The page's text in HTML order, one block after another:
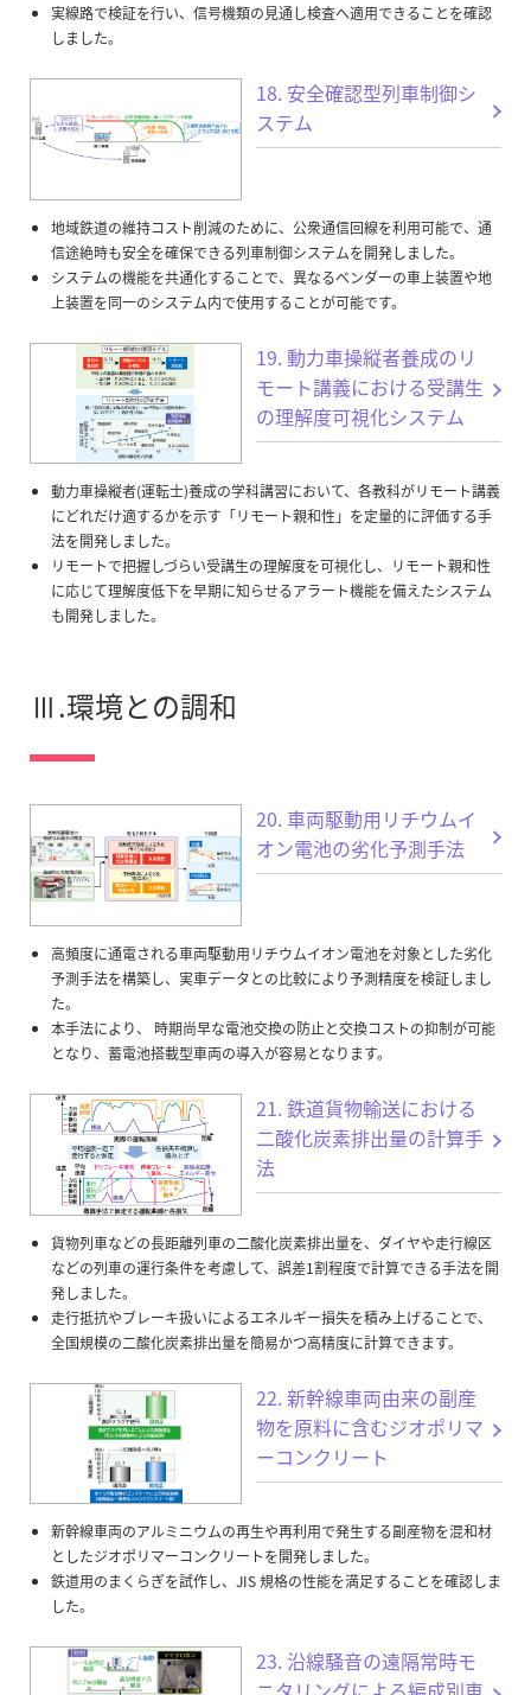
実線路で検証を行い、信号機類の見通し検査へ適用できることを確認
しました。
18. 安全確認型列車制御シ
ステム
地域鉄道の維持コスト削減のために、公衆通信回線を利用可能で、通
信途絶時も安全を確保できる列車制御システムを開発しました。
システムの機能を共通化することで、異なるベンダーの車上装置や地
上装置を同一のシステム内で使用することが可能です。
19. 動力車操縦者養成のリ
モート講義における受講生
の理解度可視化システム
動力車操縦者(運転士)養成の学科講習において、各教科がリモート講義
にどれだけ適するかを示す「リモート親和性」を定量的に評価する手
法を開発しました。
リモートで把握しづらい受講生の理解度を可視化し、リモート親和性
に応じて理解度低下を早期に知らせるアラート機能を備えたシステム
も開発しました。
Ⅲ.環境との調和
20. 車両駆動用リチウムイ
オン電池の劣化予測手法
高頻度に通電される車両駆動用リチウムイオン電池を対象とした劣化
予測手法を構築し、実車データとの比較により予測精度を検証しまし
た。
本手法により、 時期尚早な電池交換の防止と交換コストの抑制が可能
となり、蓄電池搭載型車両の導入が容易となります。
21. 鉄道貨物輸送における
二酸化炭素排出量の計算手
法
貨物列車などの長距離列車の二酸化炭素排出量を、ダイヤや走行線区
などの列車の運行条件を考慮して、誤差1割程度で計算できる手法を開
発しました。
走行抵抗やブレーキ扱いによるエネルギー損失を積み上げることで、
全国規模の二酸化炭素排出量を簡易かつ高精度に計算できます。
22. 新幹線車両由来の副産
物を原料に含むジオポリマ
ーコンクリート
新幹線車両のアルミニウムの再生や再利用で発生する副産物を混和材
としたジオポリマーコンクリートを開発しました。
鉄道用のまくらぎを試作し、JIS 規格の性能を満足することを確認しま
した。
23. 沿線騒音の遠隔常時モ